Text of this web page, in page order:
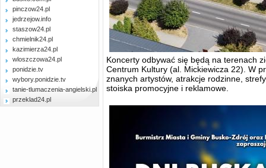
pinczow24.pl
jedrzejow.info
staszow24.pl
chmielnik24.pl
kazimierza24.pl
wloszczowa24.pl
ponidzie.tv
wybory.ponidzie.tv
tanie-tlumaczenia-angielski.pl
przeklad24.pl
Koncerty odbywać się będą na terenach
Centrum Kultury (al. Mickiewicza 22). W
znanych artystów, atrakcje rodzinne,
stoiska promocyjne i reklamowe.